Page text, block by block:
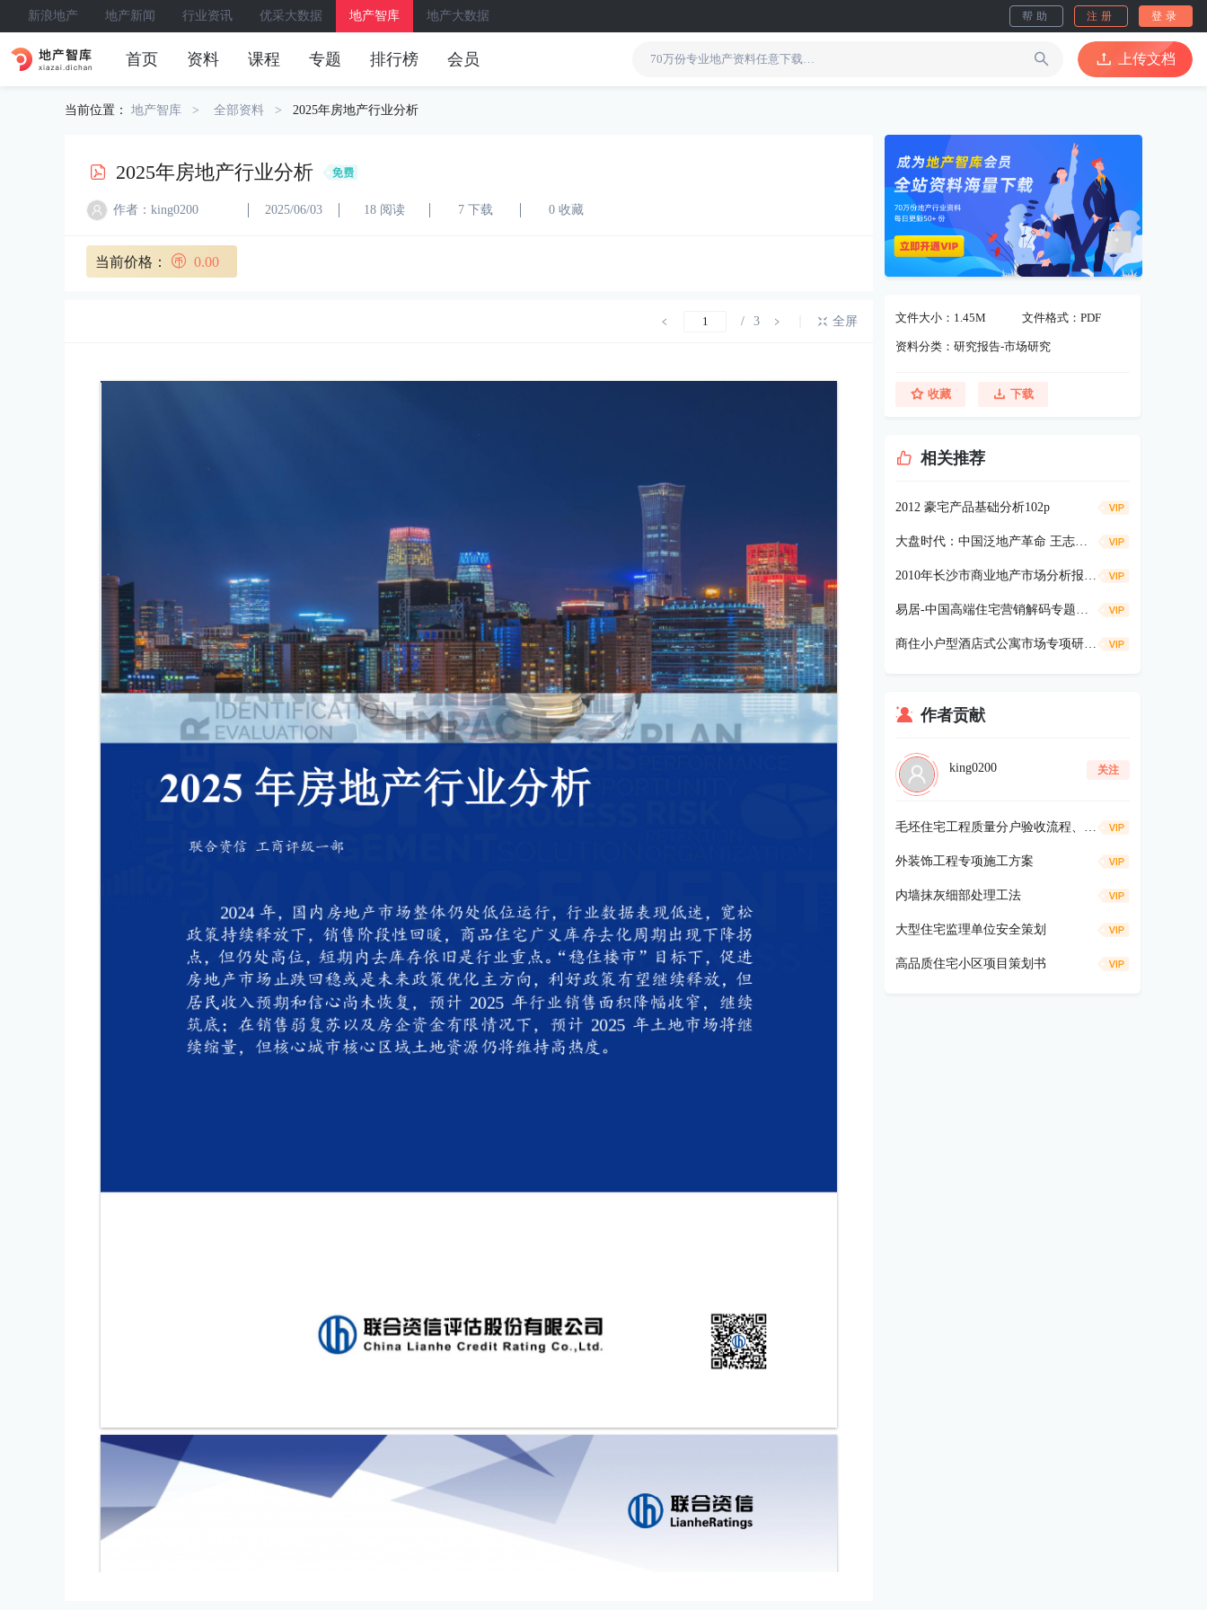
新浪地产 地产新闻 行业资讯 优采大数据 地产智库 地产大数据 帮助 注册 登录
首页 资料 课程 专题 排行榜 会员 上传文档
当前位置： 地产智库 全部资料 2025年房地产行业分析
2025年房地产行业分析
作者：king0200 2025/06/03 18 阅读 7 下载 0 收藏
当前价格： 0.00
/ 3 全屏 文件大小：1.45M 文件格式：PDF
资料分类：研究报告-市场研究
收藏 下载
相关推荐
2012 豪宅产品基础分析102p
大盘时代：中国泛地产革命 王志纲着 325p
2010年长沙市商业地产市场分析报告43P
易居-中国高端住宅营销解码专题报告138p
商住小户型酒店式公寓市场专项研究98p
作者贡献
king0200 关注
毛坯住宅工程质量分户验收流程、仪器工具及方法要求
外装饰工程专项施工方案
内墙抹灰细部处理工法
大型住宅监理单位安全策划
高品质住宅小区项目策划书